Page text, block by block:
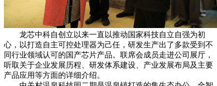
龙芯中科自创立以来一直以推动国家科技自立自强为初
心，以打造自主可控处理器为己任，研发生产出了多款受到不
同行业领域认可的国产芯片产品。联席会成员走进公司展厅，
听取关于企业发展历程、研发体系建设、产业发展布局及主要
产品应用等方面的详细介绍。